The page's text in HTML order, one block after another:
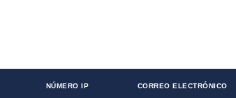
NÚMERO IP CORREO ELECTRÓNICO